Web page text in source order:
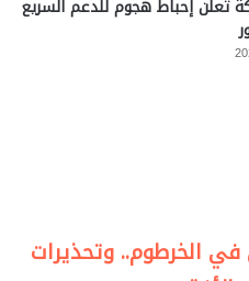
تعلن إحباط هجوم للدعم السريع